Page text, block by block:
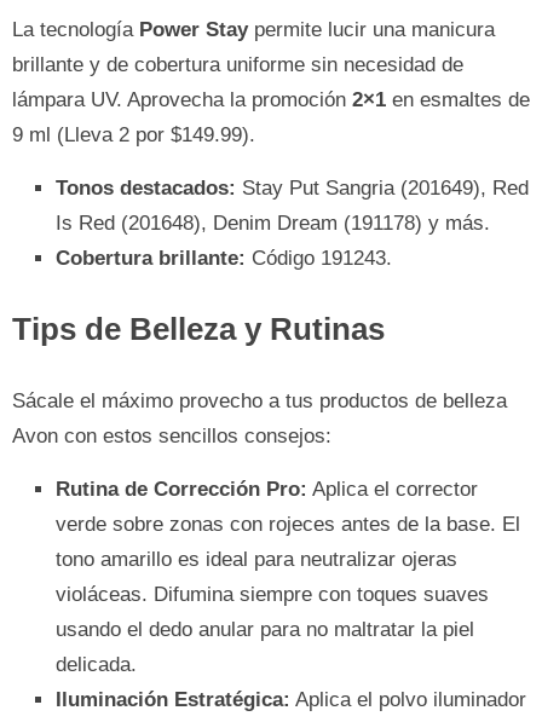
La tecnología Power Staypermite lucir una manicura
brillante y de cobertura uniforme sin necesidad de
lámpara UV. Aprovecha la promoción 2×1 en esmaltes de
9 ml (Lleva 2 por $149.99).
Tonos destacados: Stay Put Sangria (201649), Red
Is Red (201648), Denim Dream (191178) y más.
Cobertura brillante: Código 191243.
Tips de Belleza y Rutinas
Sácale el máximo provecho a tus productos de belleza
Avon con estos sencillos consejos:
Rutina de Corrección Pro: Aplica el corrector
verde sobre zonas con rojeces antes de la base. El
tono amarillo es ideal para neutralizar ojeras
violáceas. Difumina siempre con toques suaves
usando el dedo anular para no maltratar la piel
delicada.
Iluminación Estratégica: Aplica el polvo iluminador